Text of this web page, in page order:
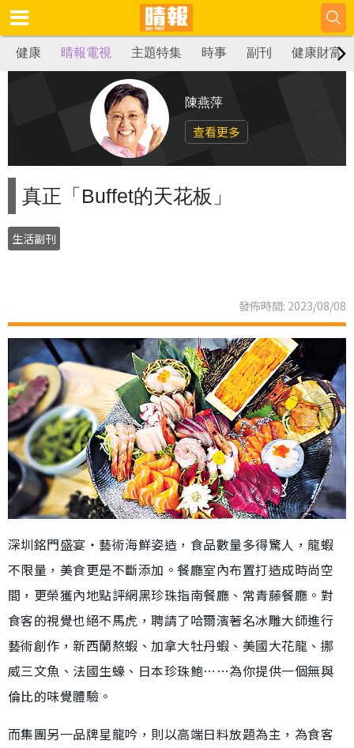
健康 晴報電視 主題特集 時事 副刊 健康財富
陳燕萍
查看更多
真正「Buffet的天花板」
生活副刊
發佈時間: 2023/08/08
深圳銘門盛宴‧藝術海鮮姿造，食品數量多得驚人，龍蝦
不限量，美食更是不斷添加。餐廳室內布置打造成時尚空
間，更榮獲內地點評網黑珍珠指南餐廳、常青藤餐廳。對
食客的視覺也絕不馬虎，聘請了哈爾濱著名冰雕大師進行
藝術創作，新西蘭熬蝦、加拿大牡丹蝦、美國大花龍、挪
威三文魚、法國生蠔、日本珍珠鮑……為你提供一個無與
倫比的味覺體驗。
而集團另一品牌星龍吟，則以高端日料放題為主，為食客